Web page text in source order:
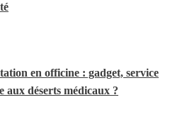
en officine : gadget, service
aux déserts médicaux ?